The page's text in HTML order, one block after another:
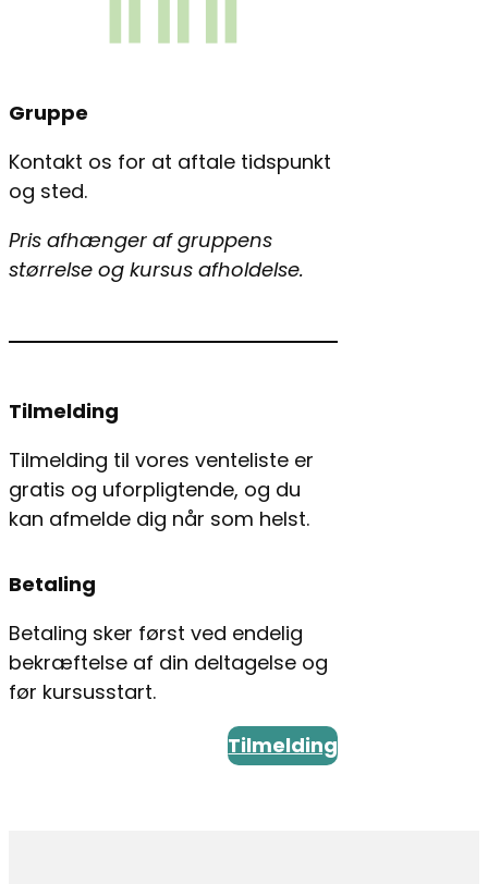
Gruppe
Kontakt os for at aftale tidspunkt
og sted.
Pris afhænger af gruppens
størrelse og kursus afholdelse.
Tilmelding
Tilmelding til vores venteliste er
gratis og uforpligtende, og du
kan afmelde dig når som helst.
Betaling
Betaling sker først ved endelig
bekræftelse af din deltagelse og
før kursusstart.
Tilmelding